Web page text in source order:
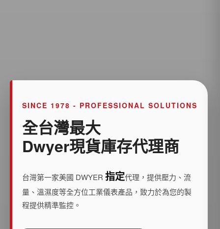
SINCE 1978 - PROFESSIONAL SOLUTIONS
全台灣最大
Dwyer現貨庫存代理商
台灣第一家美國 DWYER 指定代理，提供壓力、流
量、溫濕度等全方位工業儀表產品，致力於為您的製
程提供精準監控。